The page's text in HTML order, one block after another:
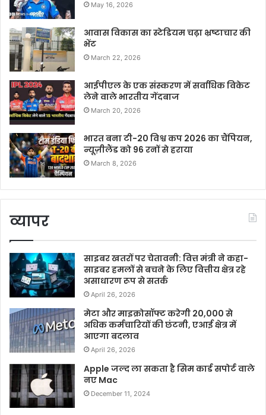
May 16, 2026
आवास विकास का स्टेडियम चढ़ा भ्रष्टाचार की
भेंट
March 22, 2026
आईपीएल के एक संस्करण में सर्वाधिक विकेट
लेने वाले भारतीय गेंदबाज
March 20, 2026
भारत बना टी-20 विश्व कप 2026 का चैंपियन,
न्यूज़ीलैंड को 96 रनों से हराया
March 8, 2026
व्यापर
साइबर खतरों पर चेतावनी: वित्त मंत्री ने कहा-
साइबर हमलों से बचने के लिए वित्तीय क्षेत्र रहे
असाधारण रूप से सतर्क
April 26, 2026
मेटा और माइक्रोसॉफ्ट करेगी 20,000 से
अधिक कर्मचारियों की छंटनी, एआई क्षेत्र में
आएगा बदलाव
April 26, 2026
Apple जल्द ला सकता है सिम कार्ड सपोर्ट वाले
नए Mac
December 11, 2024